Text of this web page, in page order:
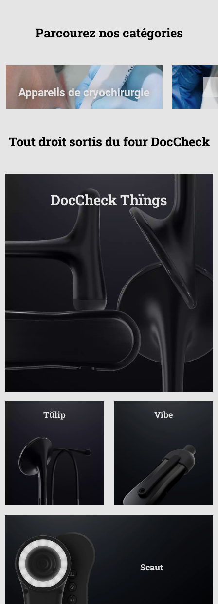
Parcourez nos catégories
Appareils de cryochirurgie
Tout droit sortis du four DocCheck
DocCheck Thïngs
Tŭlip Vībe
Scaut